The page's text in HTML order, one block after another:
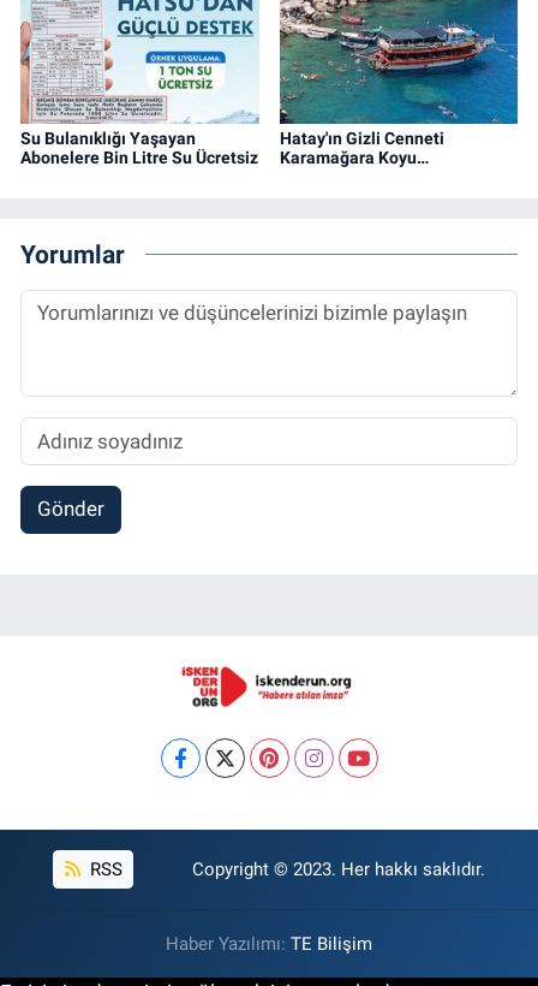
Su Bulanıklığı Yaşayan
Abonelere Bin Litre Su Ücretsiz
Hatay'ın Gizli Cenneti
Karamağara Koyu…
Yorumlar
Gönder
RSS Copyright © 2023. Her hakkı saklıdır.
Haber Yazılımı: TE Bilişim